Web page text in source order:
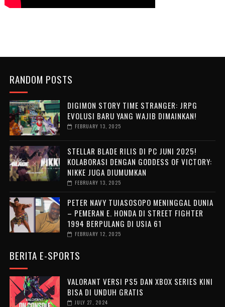
RANDOM POSTS
DIGIMON STORY TIME STRANGER: JRPG
EVOLUSI BARU YANG WAJIB DIMAINKAN!
FEBRUARY 13, 2025
STELLAR BLADE RILIS DI PC JUNI 2025!
KOLABORASI DENGAN GODDESS OF VICTORY:
NIKKE JUGA DIUMUMKAN
FEBRUARY 13, 2025
PETER NAVY TUIASOSOPO MENINGGAL DUNIA
– PEMERAN E. HONDA DI STREET FIGHTER
1994 BERPULANG DI USIA 61
FEBRUARY 12, 2025
BERITA E-SPORTS
VALORANT VERSI PS5 DAN XBOX SERIES KINI
BISA DI UNDUH GRATIS
JULY 27, 2024